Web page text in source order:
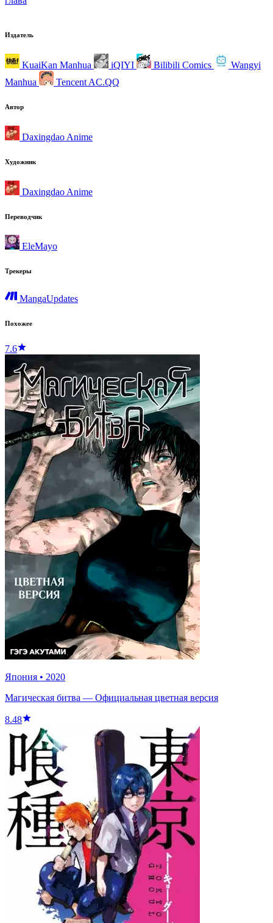
Издатель
KuaiKan Manhua iQIYI Bilibili Comics
Wangyi
Manhua
Tencent AC.QQ
Автор
Daxingdao Anime
Художник
Daxingdao Anime
Переводчик
EleMayo
Трекеры
MangaUpdates
Похожее
7.6
Япония • 2020
Магическая битва — Официальная цветная версия
8.48